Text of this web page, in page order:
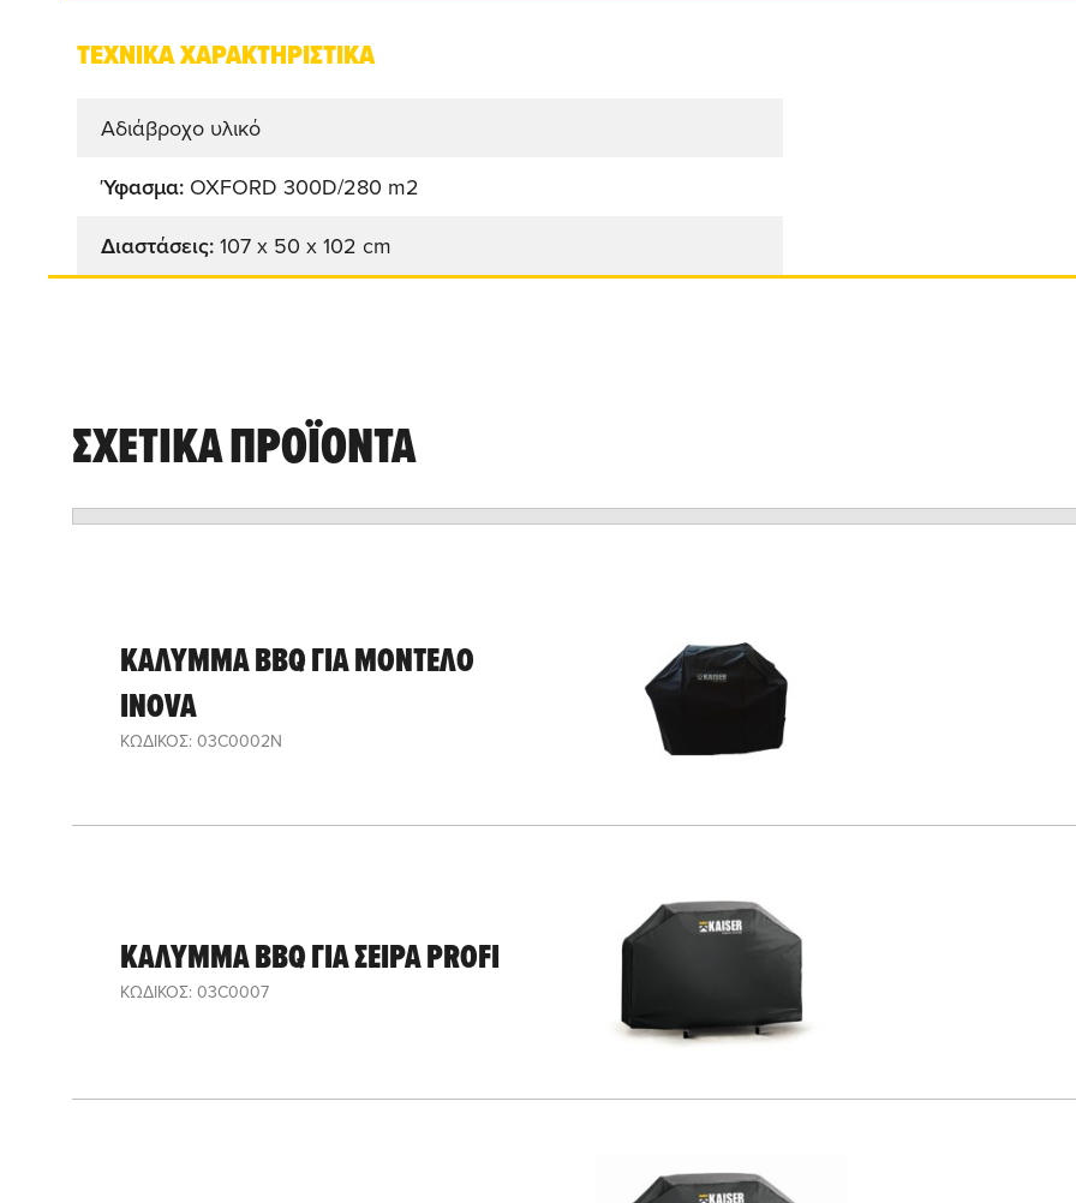
ΤΕΧΝΙΚΑ ΧΑΡΑΚΤΗΡΙΣΤΙΚΑ
Αδιάβροχο υλικό
Ύφασμα: OXFORD 300D/280 m2
Διαστάσεις: 107 x 50 x 102 cm
ΣΧΕΤΙΚΑ ΠΡΟΪΟΝΤΑ
ΚΑΛΥΜΜΑ BBQ ΓΙΑ ΜΟΝΤΕΛΟ
INOVA
ΚΩΔΙΚΟΣ: 03C0002N
ΚΑΛΥΜΜΑ ΒΒQ ΓΙΑ ΣΕΙΡΑ PROFI
ΚΩΔΙΚΟΣ: 03C0007